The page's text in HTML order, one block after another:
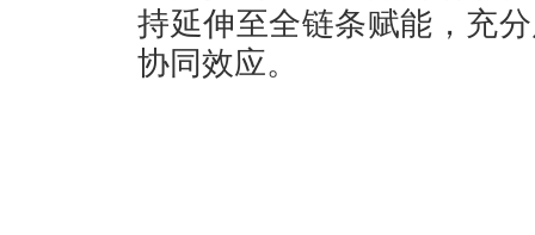
持延伸至全链条赋能，充
协同效应。